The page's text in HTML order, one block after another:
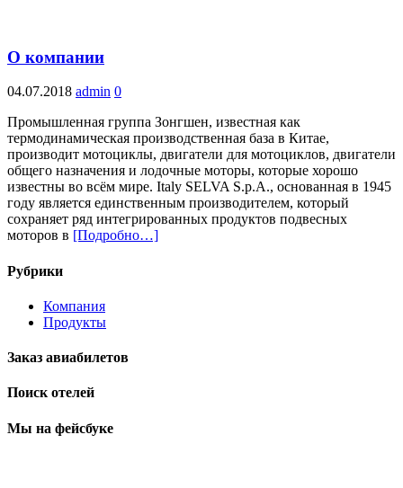
О компании
04.07.2018 admin 0
Промышленная группа Зонгшен, известная как
термодинамическая производственная база в Китае,
производит мотоциклы, двигатели для мотоциклов, двигатели
общего назначения и лодочные моторы, которые хорошо
известны во всём мире. Italy SELVA S.p.A., основанная в 1945
году является единственным производителем, который
сохраняет ряд интегрированных продуктов подвесных
моторов в [Подробно…]
Рубрики
Компания
Продукты
Заказ авиабилетов
Поиск отелей
Мы на фейсбуке